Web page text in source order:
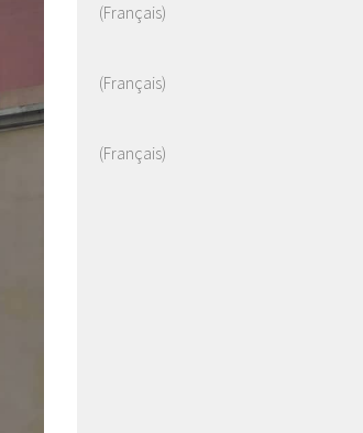
(Français)
(Français)
(Français)